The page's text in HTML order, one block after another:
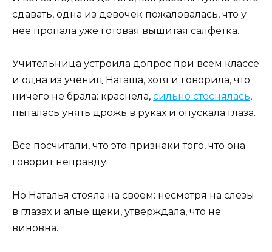
сдавать, одна из девочек пожаловалась, что у
нее пропала уже готовая вышитая салфетка.
Учительница устроила допрос при всем классе
и одна из учениц Наташа, хотя и говорила, что
ничего не брала: краснела, сильно стеснялась,
пыталась унять дрожь в руках и опускала глаза.
Все посчитали, что это признаки того, что она
говорит неправду.
Но Наталья стояла на своем: несмотря на слезы
в глазах и алые щеки, утверждала, что не
виновна.